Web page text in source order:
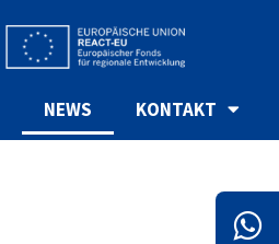
NEWS KONTAKT